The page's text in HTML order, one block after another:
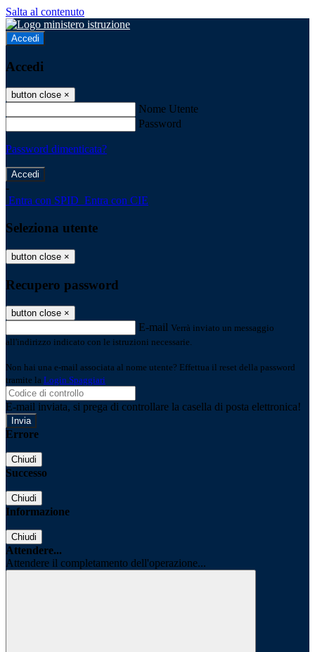
Salta al contenuto
Accedi
Accedi
button close ×
Nome Utente
Password
Password dimenticata?
-
Entra con SPID Entra con CIE
Seleziona utente
button close ×
Recupero password
button close ×
E-mail Verrà inviato un messaggio
all'indirizzo indicato con le istruzioni necessarie.
Non hai una e-mail associata al nome utente? Effettua il reset della password
tramite la Login Spaggiari
E-mail inviata, si prega di controllare la casella di posta elettronica!
Errore
Chiudi
Successo
Chiudi
Informazione
Chiudi
Attendere...
Attendere il completamento dell'operazione...